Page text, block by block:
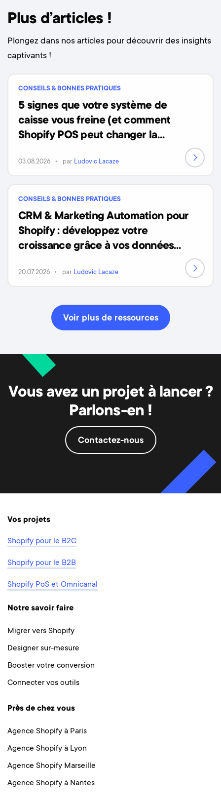
Plus d’articles !
Plongez dans nos articles pour découvrir des insights
captivants !
CONSEILS & BONNES PRATIQUES
5 signes que votre système de
caisse vous freine (et comment
Shopify POS peut changer la
03.08.2026 par Ludovic Lacaze
CONSEILS & BONNES PRATIQUES
CRM & Marketing Automation pour
Shopify : développez votre
croissance grâce à vos données
20.07.2026 par Ludovic Lacaze
Voir plus de ressources
Vous avez un projet à lancer ?
Parlons-en !
Contactez-nous
Vos projets
Shopify pour le B2C
Shopify pour le B2B
Shopify PoS et Omnicanal
Notre savoir faire
Migrer vers Shopify
Designer sur-mesure
Booster votre conversion
Connecter vos outils
Près de chez vous
Agence Shopify à Paris
Agence Shopify à Lyon
Agence Shopify Marseille
Agence Shopify à Nantes